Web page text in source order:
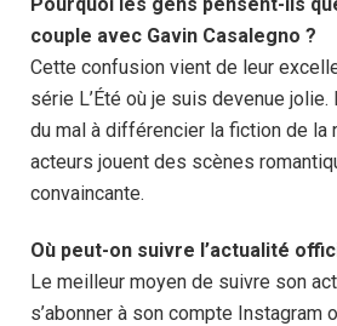
couple avec Gavin Casalegno ?
Cette confusion vient de leur
série L’Été où je suis devenue
du mal à différencier la fiction de la
acteurs jouent des scènes
convaincante.
Où peut-on suivre l’actualité
Le meilleur moyen de suivre son
s’abonner à son compte Instagram